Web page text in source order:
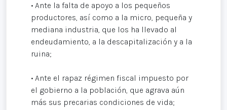
• Ante la falta de apoyo a los pequeños
productores, así como a la micro, pequeña y
mediana industria, que los ha llevado al
endeudamiento, a la descapitalización y a la
ruina;
• Ante el rapaz régimen fiscal impuesto por
el gobierno a la población, que agrava aún
más sus precarias condiciones de vida;